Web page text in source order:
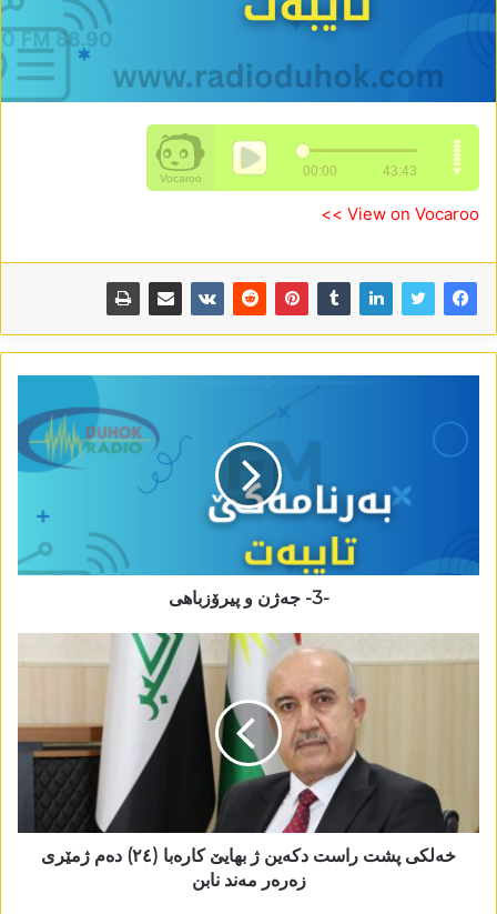
View on Vocaroo >>
-3- جەژن و پیرۆزباھی
خەلکی پشت راست دکەین ژ بھایێ کارەبا (٢٤) دەم ژمێری
زەرەر مەند نابن